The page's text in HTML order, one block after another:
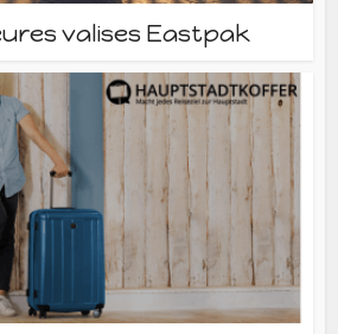
valises Eastpak